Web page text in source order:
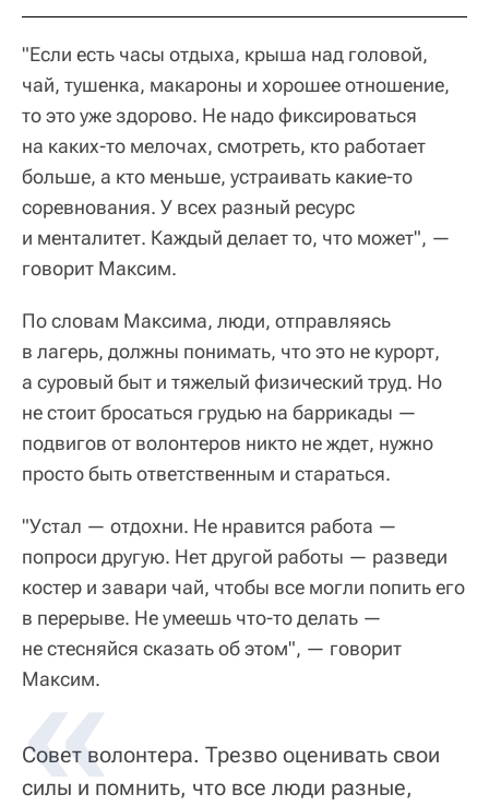
"Если есть часы отдыха, крыша над головой,
чай, тушенка, макароны и хорошее отношение,
то это уже здорово. Не надо фиксироваться
на каких-то мелочах, смотреть, кто работает
больше, а кто меньше, устраивать какие-то
соревнования. У всех разный ресурс
и менталитет. Каждый делает то, что может", —
говорит Максим.
По словам Максима, люди, отправляясь
в лагерь, должны понимать, что это не курорт,
а суровый быт и тяжелый физический труд. Но
не стоит бросаться грудью на баррикады —
подвигов от волонтеров никто не ждет, нужно
просто быть ответственным и стараться.
"Устал — отдохни. Не нравится работа —
попроси другую. Нет другой работы — разведи
костер и завари чай, чтобы все могли попить его
в перерыве. Не умеешь что-то делать —
не стесняйся сказать об этом", — говорит
Максим.
Совет волонтера. Трезво оценивать свои
силы и помнить, что все люди разные,